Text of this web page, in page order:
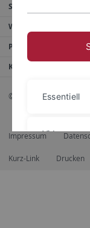
Service
Weitere Angebote
Portale
Kontaktinfo
© 2026 Eberhard Karls
Impressum
Kurz-Link Drucken
Essentiell
Videos